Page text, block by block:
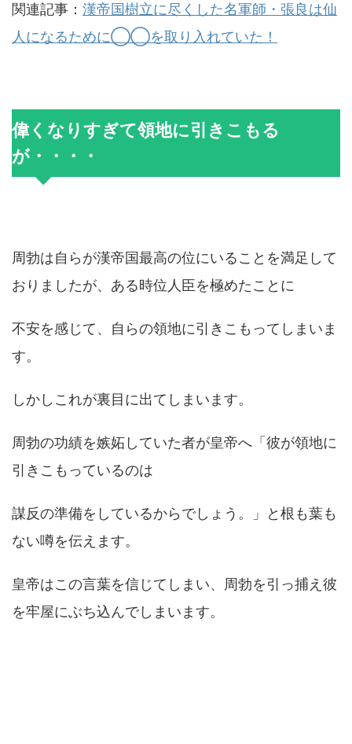
関連記事： 漢帝国樹立に尽くした名軍師・張良は仙
人になるために◯◯を取り入れていた！
偉くなりすぎて領地に引きこもる
が・・・・
周勃は自らが漢帝国最高の位にいることを満足して
おりましたが、ある時位人臣を極めたことに
不安を感じて、自らの領地に引きこもってしまいま
す。
しかしこれが裏目に出てしまいます。
周勃の功績を嫉妬していた者が皇帝へ「彼が領地に
引きこもっているのは
謀反の準備をしているからでしょう。」と根も葉も
ない噂を伝えます。
皇帝はこの言葉を信じてしまい、周勃を引っ捕え彼
を牢屋にぶち込んでしまいます。